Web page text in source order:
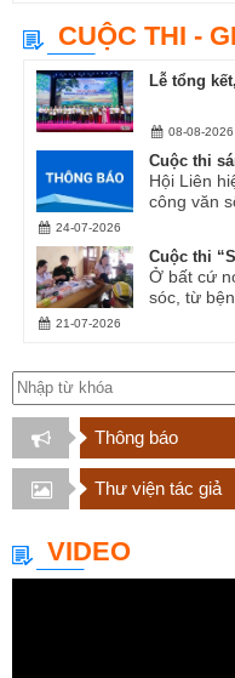
CUỘC THI -
Lễ tổng
08-08-2026
Cuộc thi
Hội Liên
công văn
24-07-2026
Cuộc thi
Ở bất cứ
sóc, từ
21-07-2026
Thông báo
Thư viện tác giả
VIDEO